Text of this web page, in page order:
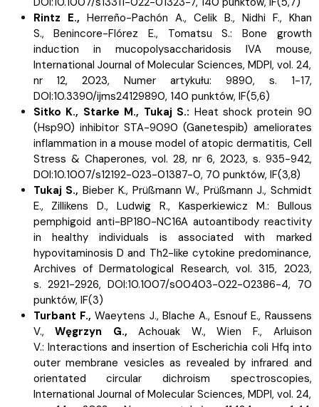
Rintz E., Herreño-Pachón A., Celik B., Nidhi F., Khan
S.,
Benincore-Flórez E., Tomatsu S.:
Bone growth
induction in mucopolysaccharidosis IVA mouse,
International Journal of Molecular Sciences, MDPI, vol. 24,
nr 12, 2023, Numer artykułu: 9890, s.
1-17,
DOI:10.3390/ijms24129890, 140 punktów, IF(5,6)
Sitko K., Starke M., Tukaj S.: Heat shock protein 90
(Hsp90) inhibitor STA-9090 (Ganetespib) ameliorates
inflammation in a mouse model of atopic dermatitis, Cell
Stress & Chaperones, vol. 28, nr 6, 2023, s. 935-942,
DOI:10.1007/s12192-023-01387-0, 70 punktów, IF(3,8)
Tukaj S., Bieber K., Prüßmann W., Prüßmann J., Schmidt
E.,
Zillikens D., Ludwig R., Kasperkiewicz M.:
Bullous
pemphigoid anti-BP180-NC16A autoantibody reactivity
in healthy individuals is associated with marked
hypovitaminosis D and Th2-like cytokine predominance,
Archives of Dermatological Research, vol. 315, 2023,
s. 2921-2926, DOI:10.1007/s00403-022-02386-4, 70
punktów, IF(3)
Turbant F., Waeytens J., Blache A., Esnouf E., Raussens
V.,
Węgrzyn G., Achouak W., Wien F.,
Arluison
V.: Interactions and insertion of Escherichia coli Hfq into
outer membrane vesicles as revealed by infrared and
orientated circular dichroism spectroscopies,
International Journal of Molecular Sciences, MDPI, vol. 24,